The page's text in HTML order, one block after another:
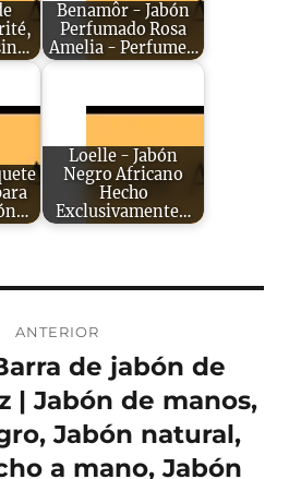
Benamôr - Jabón
Perfumado Rosa
Amelia - Perfume…
Loelle - Jabón
Negro Africano
Hecho
Exclusivamente…
ANTERIOR
de jabón de
| Jabón de manos,
Jabón natural,
a mano, Jabón